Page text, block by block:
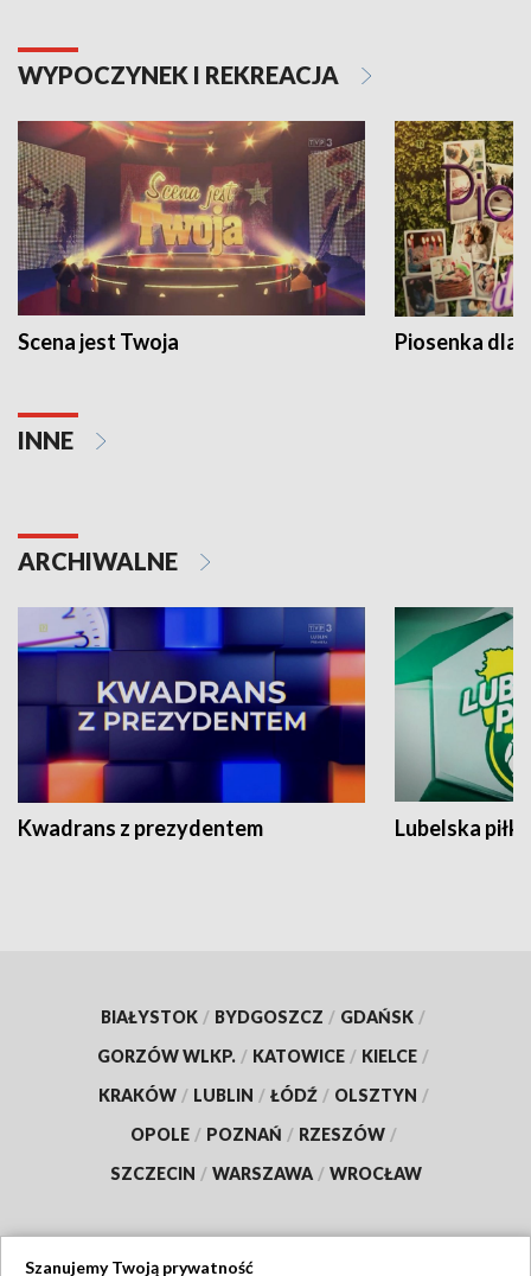
WYPOCZYNEK I REKREACJA
Scena jest Twoja Piosenka dla
INNE
ARCHIWALNE
Kwadrans z prezydentem Lubelska piłka
BIAŁYSTOK / BYDGOSZCZ / GDAŃSK /
GORZÓW WLKP. / KATOWICE / KIELCE /
KRAKÓW / LUBLIN / ŁÓDŹ / OLSZTYN /
OPOLE / POZNAŃ / RZESZÓW /
SZCZECIN / WARSZAWA / WROCŁAW
Szanujemy Twoją prywatność